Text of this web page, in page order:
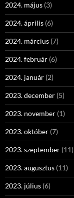
2024. május (3)
2024. április (6)
2024. március (7)
2024. február (6)
2024. január (2)
2023. december (5)
2023. november (1)
2023. október (7)
2023. szeptember (11)
2023. augusztus (11)
2023. július (6)